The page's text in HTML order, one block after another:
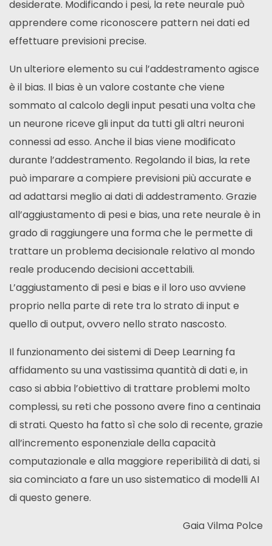
desiderate. Modificando i pesi, la rete neurale può
apprendere come riconoscere pattern nei dati ed
effettuare previsioni precise.
Un ulteriore elemento su cui l’addestramento agisce
è il bias. Il bias è un valore costante che viene
sommato al calcolo degli input pesati una volta che
un neurone riceve gli input da tutti gli altri neuroni
connessi ad esso. Anche il bias viene modificato
durante l’addestramento. Regolando il bias, la rete
può imparare a compiere previsioni più accurate e
ad adattarsi meglio ai dati di addestramento. Grazie
all’aggiustamento di pesi e bias, una rete neurale è in
grado di raggiungere una forma che le permette di
trattare un problema decisionale relativo al mondo
reale producendo decisioni accettabili.
L’aggiustamento di pesi e bias e il loro uso avviene
proprio nella parte di rete tra lo strato di input e
quello di output, ovvero nello strato nascosto.
Il funzionamento dei sistemi di Deep Learning fa
affidamento su una vastissima quantità di dati e, in
caso si abbia l’obiettivo di trattare problemi molto
complessi, su reti che possono avere fino a centinaia
di strati. Questo ha fatto sì che solo di recente, grazie
all’incremento esponenziale della capacità
computazionale e alla maggiore reperibilità di dati, si
sia cominciato a fare un uso sistematico di modelli AI
di questo genere.
Gaia Vilma Polce